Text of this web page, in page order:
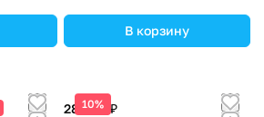
В корзину
10%
28 050 ₽